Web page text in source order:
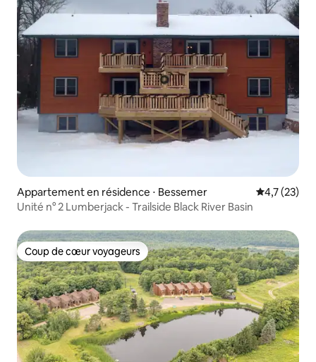
Appartement en résidence ⋅ Bessemer Évaluation
4,7 (23)
Unité n° 2 Lumberjack - Trailside Black River Basin
Coup de cœur voyageurs
Coup de cœur voyageurs